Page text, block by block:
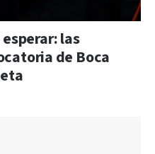
las
de Boca